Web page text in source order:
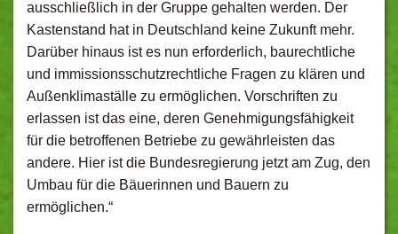
ausschließlich in der Gruppe gehalten werden. Der
Kastenstand hat in Deutschland keine Zukunft mehr.
Darüber hinaus ist es nun erforderlich, baurechtliche
und immissionsschutzrechtliche Fragen zu klären und
Außenklimaställe zu ermöglichen. Vorschriften zu
erlassen ist das eine, deren Genehmigungsfähigkeit
für die betroffenen Betriebe zu gewährleisten das
andere. Hier ist die Bundesregierung jetzt am Zug, den
Umbau für die Bäuerinnen und Bauern zu
ermöglichen.“